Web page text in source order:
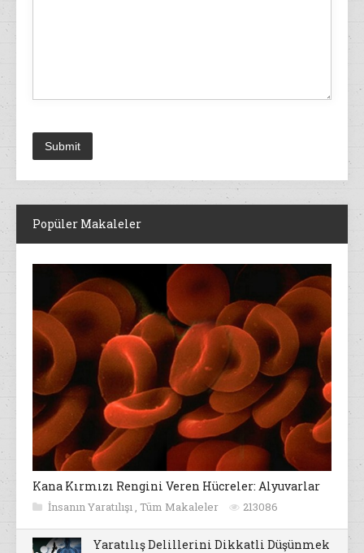
Popüler Makaleler
Kana Kırmızı Rengini Veren Hücreler: Alyuvarlar
İnsanın Yaratılışı , Tüm Makaleler 213086
Yaratılış Delillerini Dikkatli Düşünmek